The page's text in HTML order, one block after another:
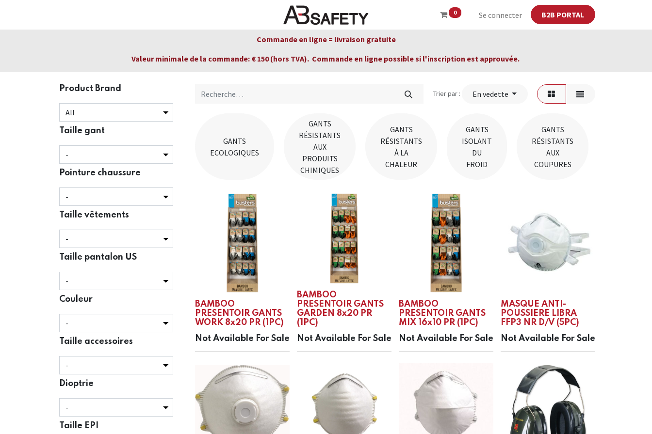
0 Se connecter B2B PORTAL
Boutique CE
Commande en ligne = livraison gratuite
Valeur minimale de la commande: € 150 (hors TVA). Commande en ligne possible si l'inscription est approuvée.
Product Brand
Taille gant
Pointure chaussure
Taille vêtements
Taille pantalon US
Couleur
Taille accessoires
Dioptrie
Taille EPI
Trier par : En vedette
GANTS
ECOLOGIQUES
GANTS
RÉSISTANTS
AUX
PRODUITS
CHIMIQUES
GANTS
RÉSISTANTS
À LA
CHALEUR
GANTS
ISOLANT
DU
FROID
GANTS
RÉSISTANTS
AUX
COUPURES
BAMBOO
PRESENTOIR GANTS
WORK 8x20 PR (1PC)
Not Available For Sale
BAMBOO
PRESENTOIR GANTS
GARDEN 8x20 PR
(1PC)
Not Available For Sale
BAMBOO
PRESENTOIR GANTS
MIX 16x10 PR (1PC)
Not Available For Sale
MASQUE ANTI-
POUSSIERE LIBRA
FFP3 NR D/V (5PC)
Not Available For Sale
Blauwesteenstraat 87 • 2550 Kontich • België
00 32 3 820 79 79 info@ab-safety.eu